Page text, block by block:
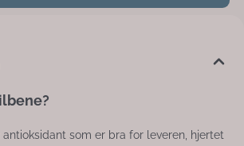
som er bra for leveren, hjertet